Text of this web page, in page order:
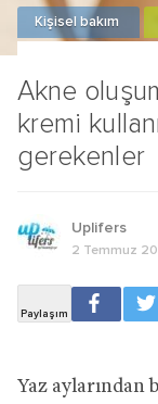
Akne
kremi
gerekenler
Kişisel bakım
Uplifers
2 Temmuz
Yaz